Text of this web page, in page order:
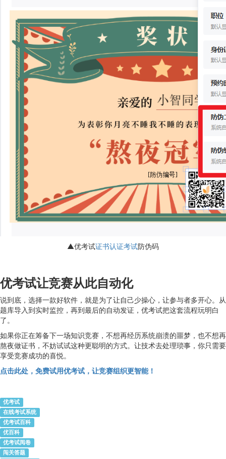
▲优考试证书认证考试防伪码
优考试让竞赛从此自动化
说到底，选择一款好软件，就是为了让自己少操心，让参与者多开心。从
题库导入到实时监控，再到最后的自动发证，优考试把这套流程玩明白
了。
如果你正在筹备下一场知识竞赛，不想再经历系统崩溃的噩梦，也不想再
熬夜做证书，不妨试试这种更聪明的方式。让技术去处理琐事，你只需要
享受竞赛成功的喜悦。
点击此处，免费试用优考试，让竞赛组织更智能！
优考试
在线考试系统
优考试百科
优百科
优考试阅卷
闯关答题